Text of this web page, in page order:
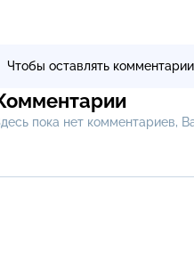
Чтобы оставлять
пока нет комментариев,